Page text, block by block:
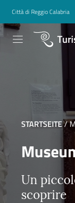
Città di Reggio Calabria
STARTSEITE/
Un
scoprire